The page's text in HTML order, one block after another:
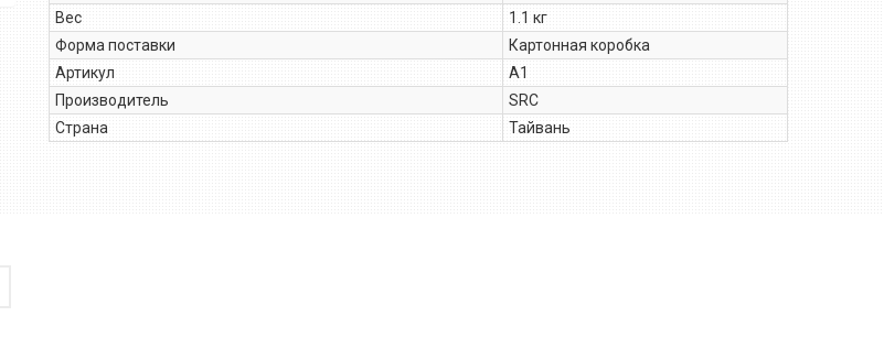
Вес
1.1 кг
Форма поставки
Картонная коробка
Артикул
A1
Производитель
SRC
Страна
Тайвань